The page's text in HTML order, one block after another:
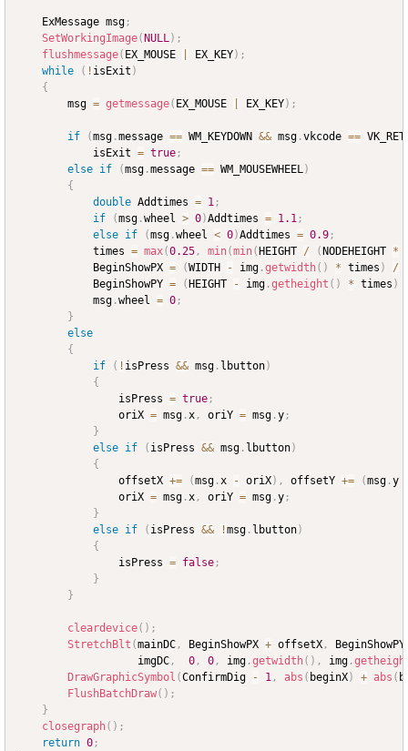
	ExMessage msg
;
SetWorkingImage(NULL ) ;
flushmessage( EX_MOUSE EX_KEY) ;
while
( ! isExit )
{
		msg
= getmessage( EX_MOUSE EX_KEY) ;
if (msg .message == WM_KEYDOWN && msg .vkcode ==
			isExit
= true ;
else if (msg .message == WM_MOUSEWHEEL )
{
double Addtimes = 1 ;
if
(msg .wheel > 0)Addtimes = 1.1 ;
else if (msg .wheel < 0)Addtimes = 0.9 ;
			times
= max(0.25 , min(min(HEIGHT / (NODEHEIGHT *
			BeginShowPX
= (WIDTH - img .getwidth( ) * times ) /
			BeginShowPY
= (HEIGHT - img .getheight ( ) * times )
			msg
.wheel = 0 ;
}
else
{
if
( ! isPress && msg . lbutton)
{
				isPress
= true ;
				oriX
= msg . x , oriY = msg .y ;
}
else if ( isPress && msg . lbutton)
{
				offsetX
+= (msg . x - oriX) , offsetY += (msg .y
				oriX
= msg . x , oriY = msg .y ;
}
else if ( isPress && !msg . lbutton)
{
				isPress
= false ;
}
}
cleardevice( ) ;
StretchBlt (mainDC , BeginShowPX + offsetX ,
				   imgDC
, 0 , 0 , img .getwidth( ) , img .
DrawGraphicSymbol (ConfirmDig - 1 , abs ( beginX) + abs (
FlushBatchDraw( ) ;
}
closegraph( ) ;
return 0 ;